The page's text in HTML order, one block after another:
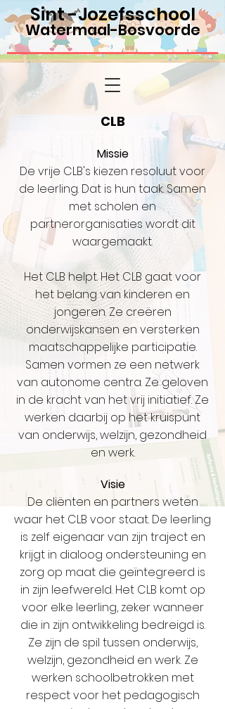
Sint -Jozefsschool
Watermaal-Bosvoorde
CLB
Missie
De vrije CLB's kiezen resoluut voor
de leerling. Dat is hun taak. Samen
met scholen en
partnerorganisaties wordt dit
waargemaakt.
Het CLB helpt. Het CLB gaat voor
het belang van kinderen en
jongeren. Ze creëren
onderwijskansen en versterken
maatschappelijke participatie.
Samen vormen ze een netwerk
van autonome centra. Ze geloven
in de kracht van het vrij initiatief. Ze
werken daarbij op het kruispunt
van onderwijs, welzijn, gezondheid
en werk.
Visie
De cliënten en partners weten
waar het CLB voor staat. De leerling
is zelf eigenaar van zijn traject en
krijgt in dialoog ondersteuning en
zorg op maat die geïntegreerd is
in zijn leefwereld. Het CLB komt op
voor elke leerling, zeker wanneer
die in zijn ontwikkeling bedreigd is.
Ze zijn de spil tussen onderwijs,
welzijn, gezondheid en werk. Ze
werken schoolbetrokken met
respect voor het pedagogisch